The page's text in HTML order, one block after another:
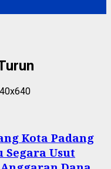
Kota Padang
Usut